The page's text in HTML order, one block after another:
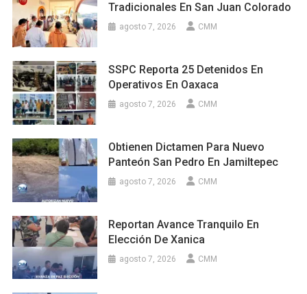
Tradicionales En San Juan Colorado
agosto 7, 2026 CMM
SSPC Reporta 25 Detenidos En
Operativos En Oaxaca
agosto 7, 2026 CMM
Obtienen Dictamen Para Nuevo
Panteón San Pedro En Jamiltepec
agosto 7, 2026 CMM
Reportan Avance Tranquilo En
Elección De Xanica
agosto 7, 2026 CMM